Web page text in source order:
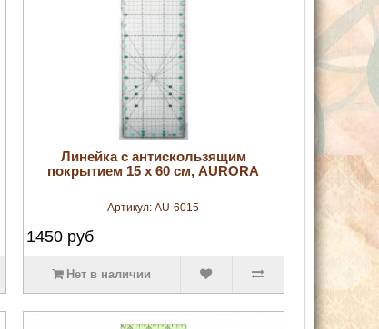
увеличить
Линейка с антискользящим
покрытием 15 х 60 см, AURORA
Артикул:AU-6015
1450 руб
Нет в наличии